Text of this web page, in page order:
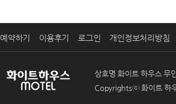
예약하기 이용후기 로그인 개인정보처리방침
상호명 화이트 하우스
Copyrightsⓒ 화이트 하